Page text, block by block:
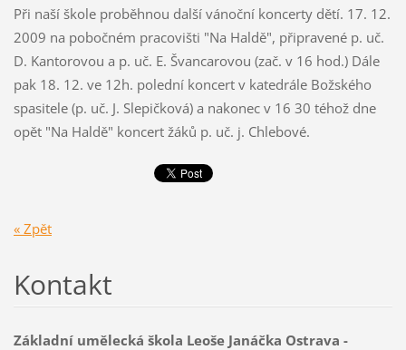
Při naší škole proběhnou další vánoční koncerty dětí. 17. 12.
2009 na pobočném pracovišti "Na Haldě", připravené p. uč.
D. Kantorovou a p. uč. E. Švancarovou (zač. v 16 hod.) Dále
pak 18. 12. ve 12h. polední koncert v katedrále Božského
spasitele (p. uč. J. Slepičková) a nakonec v 16 30 téhož dne
opět "Na Haldě" koncert žáků p. uč. j. Chlebové.
« Zpět
Kontakt
Základní umělecká škola Leoše Janáčka Ostrava -